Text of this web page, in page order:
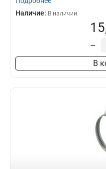
Наличие: В наличии
–
В